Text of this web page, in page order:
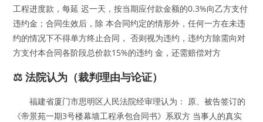
工程进度款，每延 迟一天，按当期应付款金额的0.3%向乙方支付
违约金；合同生效后，除 本合同约定的情形外，任何一方在未违
约的情况下不得单方终止合同， 否则视为违约，违约方除需向对
方支付本合同各阶段总价款15%的违约 金，还需赔偿对方
⚖️ 法院认为（裁判理由与论证）
福建省厦门市思明区人民法院经审理认为： 原、被告签订的
《帝景苑一期3号楼幕墙工程承包合同书》系双方 当事人的真实